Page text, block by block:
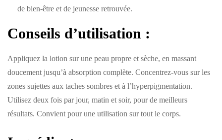
de bien-être et de jeunesse retrouvée.
Conseils d’utilisation :
Appliquez la lotion sur une peau propre et sèche, en massant
doucement jusqu’à absorption complète. Concentrez-vous sur les
zones sujettes aux taches sombres et à l’hyperpigmentation.
Utilisez deux fois par jour, matin et soir, pour de meilleurs
résultats. Convient pour une utilisation sur tout le corps.